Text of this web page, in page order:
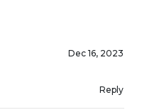
Dec 16, 2023
Reply